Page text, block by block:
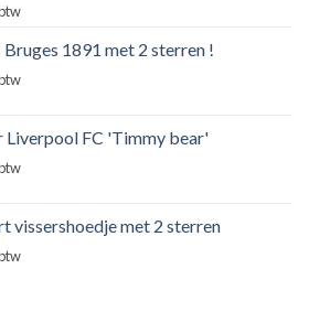
Bruges 1891 met 2 sterren !
Liverpool FC 'Timmy bear'
vissershoedje met 2 sterren